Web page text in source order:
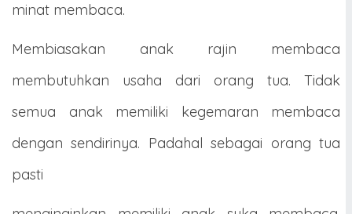
minat membaca.
Membiasakan anak rajin membaca
membutuhkan usaha dari orang tua. Tidak
semua anak memiliki kegemaran membaca
dengan sendirinya. Padahal sebagai orang tua
pasti